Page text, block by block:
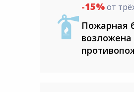
-15%от
Пожарная